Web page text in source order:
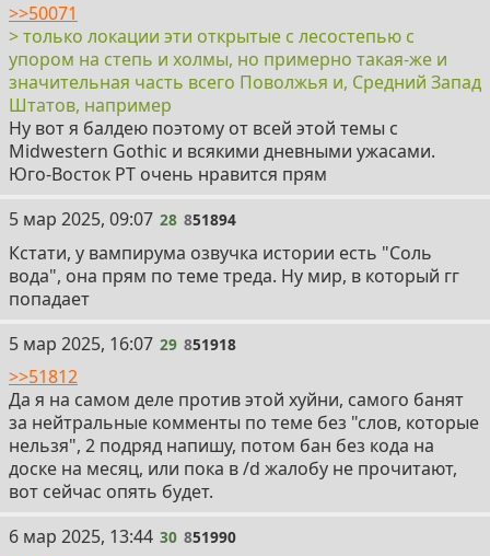
>>50071
> только локации эти открытые с лесостепью с
упором на степь и холмы, но примерно такая-же и
значительная часть всего Поволжья и, Средний Запад
Штатов, например
Ну вот я балдею поэтому от всей этой темы с
Midwestern Gothic и всякими дневными ужасами.
Юго-Восток РТ очень нравится прям
28
5 мар 2025, 09:07 28 851894
Кстати, у вампирума озвучка истории есть "Соль
вода", она прям по теме треда. Ну мир, в который гг
попадает
29
5 мар 2025, 16:07 29 851918
>>51812
Да я на самом деле против этой хуйни, самого банят
за нейтральные комменты по теме без "слов, которые
нельзя", 2 подряд напишу, потом бан без кода на
доске на месяц, или пока в /d жалобу не прочитают,
вот сейчас опять будет.
30
6 мар 2025, 13:44 30 851990